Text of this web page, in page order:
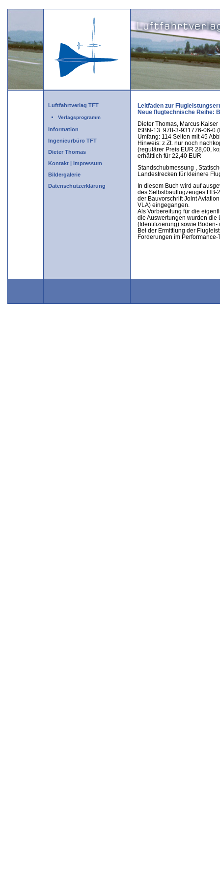
Luftfahrtverlag TFT
Verlagsprogramm
Information
Ingenieurbüro TFT
Dieter Thomas
Kontakt | Impressum
Bildergalerie
Datenschutzerklärung
Leitfaden zur
Neue flugtechnische Reihe:
Dieter Thomas, Marcus Kaiser
ISBN-13: 978-3-931776-06-0
Umfang: 114 Seiten mit 45
Hinweis: z Zt. nur noch
(regulärer Preis EUR 28,00,
erhältlich für 22,40 EUR
Standschubmessung ,
Landestrecken für kleinere
In diesem Buch wird auf
des Selbstbauflugzeuges HB-
der Bauvorschrift Joint
VLA) eingegangen.
Als Vorbereitung für die
die Auswertungen wurden die
(Identifizierung) sowie
Bei der Ermittlung der
Forderungen im